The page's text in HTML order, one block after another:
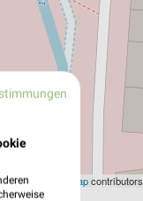
|©OpenStreetMapcontributors